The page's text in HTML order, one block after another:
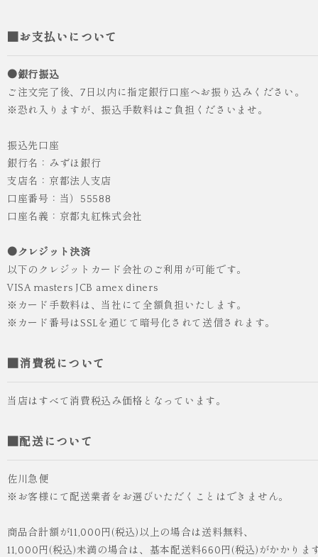
■お支払いについて
●銀行振込
ご注文完了後、7日以内に指定銀行口座へお振り込みください。
※恐れ入りますが、振込手数料はご負担くださいませ。
振込先口座
銀行名：みずほ銀行
支店名：京都法人支店
口座番号：当）55588
口座名義：京都丸紅株式会社
●クレジット決済
以下のクレジットカード会社のご利用が可能です。
VISA masters JCB amex diners
※カード手数料は、当社にて全額負担いたします。
※カード番号はSSLを通じて暗号化されて送信されます。
■消費税について
当店はすべて消費税込み価格となっています。
■配送について
佐川急便
※お客様にて配送業者をお選びいただくことはできません。
商品合計額が11,000円(税込)以上の場合は送料無料、
11,000円(税込)未満の場合は、基本配送料660円(税込)がかかりま